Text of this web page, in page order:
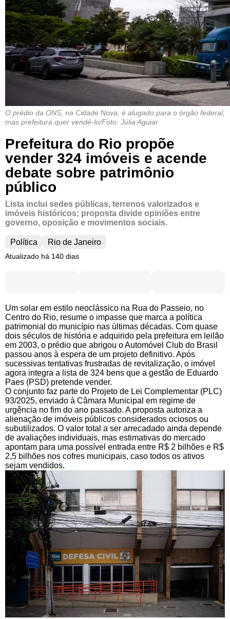
O prédio da ONS, na Cidade Nova, é alugado para o órgão federal,
mas prefeitura quer vendê-lo/Foto: Júlia Aguiar
Prefeitura do Rio propõe
vender 324 imóveis e acende
debate sobre patrimônio
público
Lista inclui sedes públicas, terrenos valorizados e
imóveis históricos; proposta divide opiniões entre
governo, oposição e movimentos sociais.
Política Rio de Janeiro
Atualizado há 140 dias
Um solar em estilo neoclássico na Rua do Passeio, no
Centro do Rio, resume o impasse que marca a política
patrimonial do município nas últimas décadas. Com quase
dois séculos de história e adquirido pela prefeitura em leilão
em 2003, o prédio que abrigou o Automóvel Club do Brasil
passou anos à espera de um projeto definitivo. Após
sucessivas tentativas frustradas de revitalização, o imóvel
agora integra a lista de 324 bens que a gestão de Eduardo
Paes (PSD) pretende vender.
O conjunto faz parte do Projeto de Lei Complementar (PLC)
93/2025, enviado à Câmara Municipal em regime de
urgência no fim do ano passado. A proposta autoriza a
alienação de imóveis públicos considerados ociosos ou
subutilizados. O valor total a ser arrecadado ainda depende
de avaliações individuais, mas estimativas do mercado
apontam para uma possível entrada entre R$ 2 bilhões e R$
2,5 bilhões nos cofres municipais, caso todos os ativos
sejam vendidos.